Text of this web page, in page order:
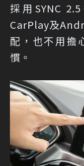
採用SYNC
CarPlay及
配，也不用擔
慣。